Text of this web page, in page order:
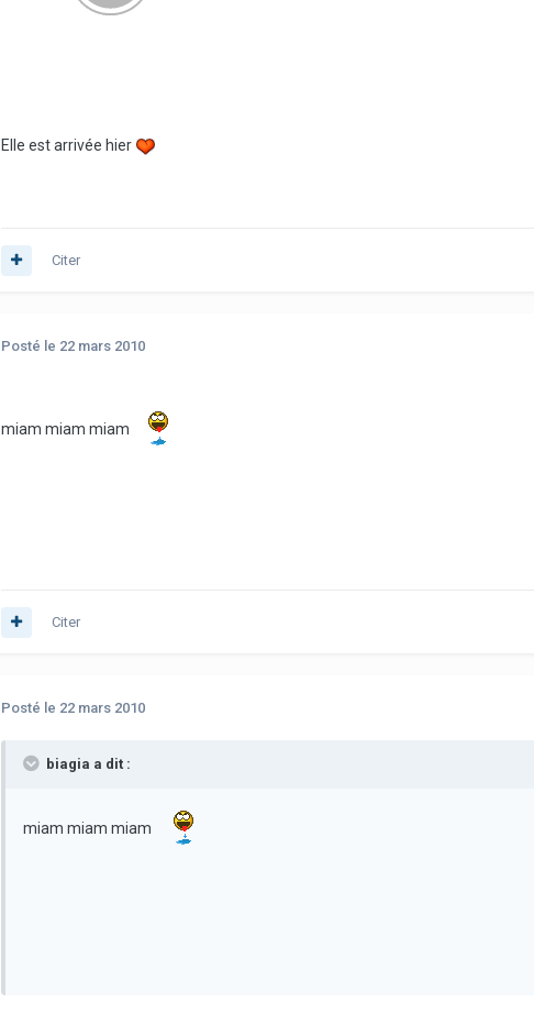
Elle est arrivée hier
Citer
Posté le 22 mars 2010
miam miam miam
Citer
Posté le 22 mars 2010
biagia a dit :
miam miam miam